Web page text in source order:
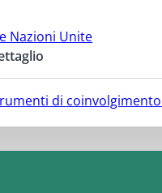
Nazioni Unite
di